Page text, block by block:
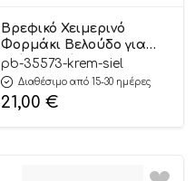
Βρεφικό Χειμερινό
Φορμάκι Βελούδο για
Αγόρι Αερόστατο Κρεμ-
Σιέλ Μακρύ Μανίκι,
Βαμβακερό 80%,
Πολυέστερ 20% – Pretty
pb-35573-krem-siel
Διαθέσιμο από 15-30 ημέρες
21,00 €